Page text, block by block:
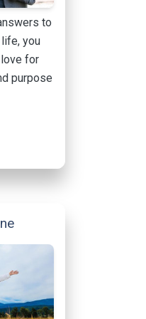
to
you
love for
purpose